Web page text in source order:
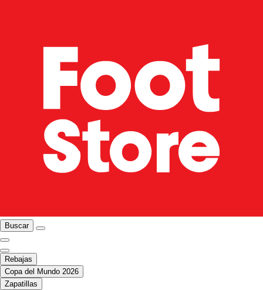
Buscar
Rebajas
Copa del Mundo 2026
Zapatillas